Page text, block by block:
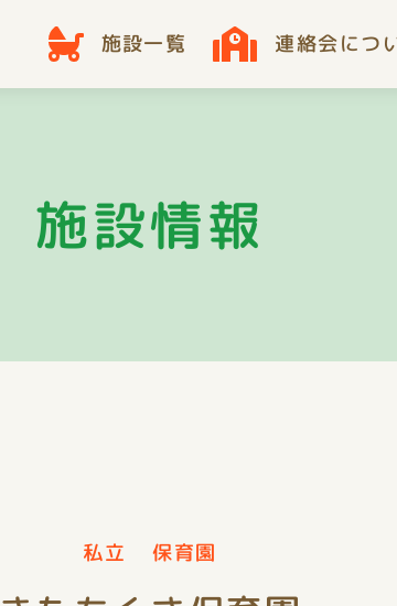
施設一覧 連絡会につ
施設情報
私立 保育園